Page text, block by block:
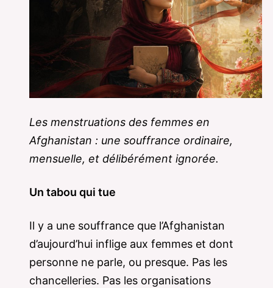
Les menstruations des femmes en
Afghanistan : une souffrance ordinaire,
mensuelle, et délibérément ignorée.
Un tabou qui tue
Il y a une souffrance que l’Afghanistan
d’aujourd’hui inflige aux femmes et dont
personne ne parle, ou presque. Pas les
chancelleries. Pas les organisations